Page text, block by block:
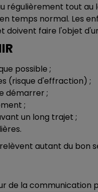
régulièrement tout
temps normal. Les
doivent faire l'objet
possible ;
(risque d'effraction) ;
démarrer ;
;
un long trajet ;
autant du bon
de la communication